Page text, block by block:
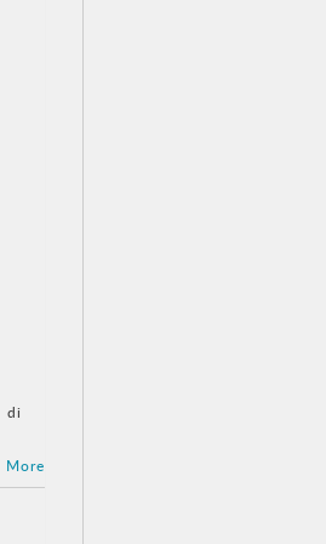
di
More